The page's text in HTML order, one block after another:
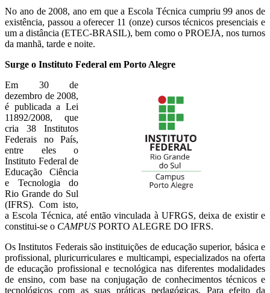
No ano de 2008, ano em que a Escola Técnica cumpriu 99 anos de
existência, passou a oferecer 11 (onze) cursos técnicos presenciais e
um a distância (ETEC-BRASIL), bem como o PROEJA, nos turnos
da manhã, tarde e noite.
Surge o Instituto Federal em Porto Alegre
Em 30 de
dezembro de 2008,
é publicada a Lei
11892/2008, que
cria 38 Institutos
Federais no País,
entre eles o
Instituto Federal de
Educação Ciência
e Tecnologia do
Rio Grande do Sul
(IFRS). Com isto,
a Escola Técnica, até então vinculada à UFRGS, deixa de existir e
constitui-se o CAMPUS PORTO ALEGRE DO IFRS.
Os Institutos Federais são instituições de educação superior, básica e
profissional, pluricurriculares e multicampi, especializados na oferta
de educação profissional e tecnológica nas diferentes modalidades
de ensino, com base na conjugação de conhecimentos técnicos e
tecnológicos com as suas práticas pedagógicas. Para efeito da